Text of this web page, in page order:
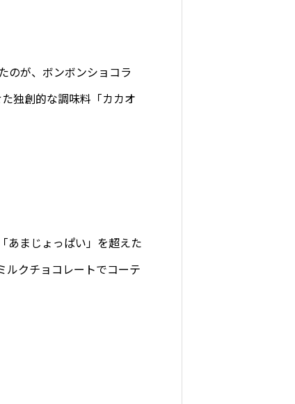
のが、ボンボンショコラ
独創的な調味料「カカオ
あまじょっぱい」を超えた
ルクチョコレートでコーテ